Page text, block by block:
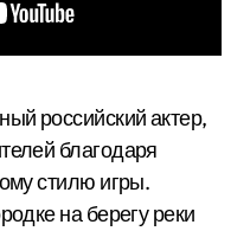
российский актер,
благодаря
стилю игры.
на берегу реки